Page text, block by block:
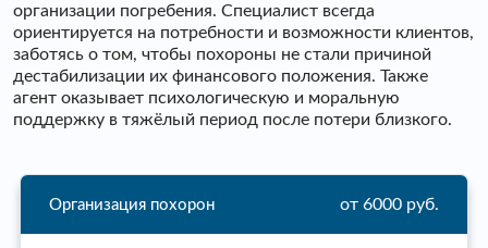
организации погребения. Специалист всегда
ориентируется на потребности и возможности клиентов,
заботясь о том, чтобы похороны не стали причиной
дестабилизации их финансового положения. Также
агент оказывает психологическую и моральную
поддержку в тяжёлый период после потери близкого.
Организация похорон от 6000 руб.